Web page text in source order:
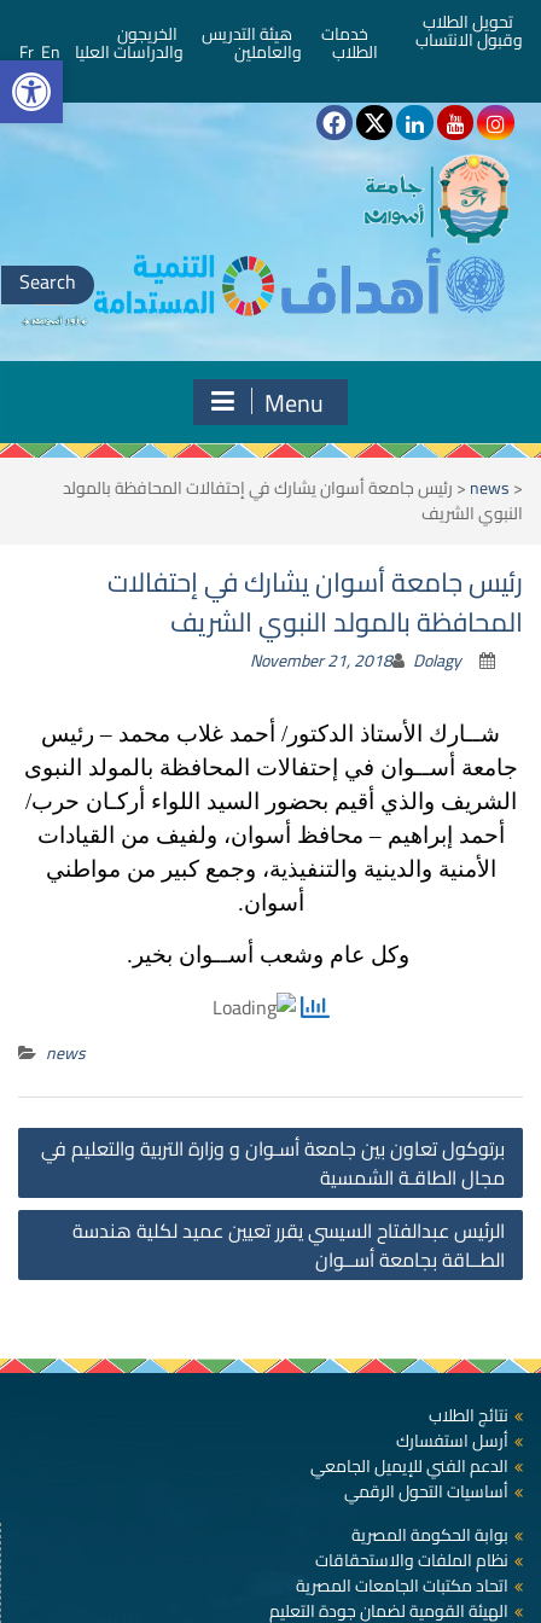
تحويل الطلاب
وقبول الانتساب خدمات
الطلاب
هيئة التدريس
والعاملين
الخريجون
والدراسات العليا En
Fr
Search
for:
Menu
<
news
<رئيس جامعة أسوان يشارك في إحتفالات المحافظة بالمولد
النبوي الشريف
رئيس جامعة أسوان يشارك في إحتفالات
المحافظة بالمولد النبوي الشريف
November 21, 2018 Dolagy
شــارك الأستاذ الدكتور/ أحمد غلاب محمد – رئيس
جامعة أســوان في إحتفالات المحافظة بالمولد النبوى
الشريف والذي أقيم بحضور السيد اللواء أركـان حرب/
أحمد إبراهيم – محافظ أسوان، ولفيف من القيادات
الأمنية والدينية والتنفيذية، وجمع كبير من مواطني
أسوان.
وكل عام وشعب أســوان بخير.
news
برتوكول تعاون بين جامعة أسـوان و وزارة التربية والتعليم في
مجال الطاقـة الشمسية
الرئيس عبدالفتاح السيسي يقرر تعيين عميد لكلية هندسة
الطــاقة بجامعة أســوان
نتائج الطلاب
أرسل استفسارك
الدعم الفني للإيميل الجامعي
أساسيات التحول الرقمي
بوابة الحكومة المصرية
نظام الملفات والاستحقاقات
اتحاد مكتبات الجامعات المصرية
الهيئة القومية لضمان جودة التعليم